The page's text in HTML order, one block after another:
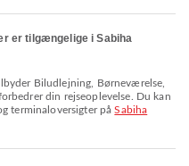
er tilgængelige i Sabiha
din rejseoplevelse. Du kan
terminaloversigter påSabiha